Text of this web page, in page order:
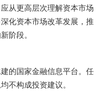
从更高层次理解资本市场
化资本市场改革发展，推
阶段。
的国家金融信息平台。任
不构成投资建议。